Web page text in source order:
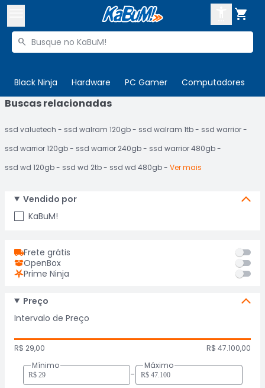

Buscar produtos

Black Ninja Hardware PC Gamer Computadores

 Departamentos
Cupons
 Ativar tradutor em libras
ENTRE
CADASTRE-SE
Buscas relacionadas
ssd valuetech ssd walram 120gb ssd walram 1tb
ssd warrior
ssd warrior 120gb
ssd warrior 240gb
ssd warrior 480gb
ssd wd 120gb
ssd wd 2tb ssd wd 480gb Ver mais
Vendido por
KaBuM!
Frete grátis
OpenBox
Prime Ninja
Preço
Intervalo de Preço
R$ 29,00
R$ 47.100,00
Mínimo
-
Máximo